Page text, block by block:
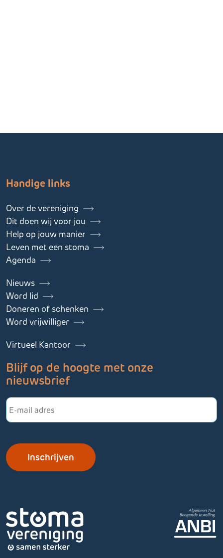
Handige links
Over de vereniging
Dit doen wij voor jou
Help op jouw manier
Leven met een stoma
Agenda
Nieuws
Word lid
Doneren of schenken
Word vrijwilliger
Virtueel Kantoor
Blijf op de hoogte met onze
nieuwsbrief
E-
mailadres